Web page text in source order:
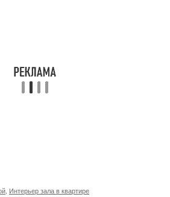
Интерьер зала в квартире